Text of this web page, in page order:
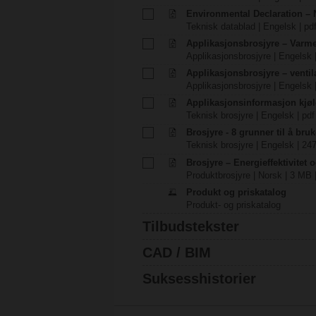
Environmental Declaration –
Teknisk datablad | Engelsk |
Applikasjonsbrosjyre –
Applikasjonsbrosjyre | Engelsk
Applikasjonsbrosjyre –
Applikasjonsbrosjyre | Engelsk
Applikasjonsinformasjon
Teknisk brosjyre | Engelsk | pdf
Brosjyre - 8 grunner til å
Teknisk brosjyre | Engelsk |
Brosjyre – Energieffektivitet
Produktbrosjyre | Norsk | 3 MB
Produkt og priskatalog
Produkt- og priskatalog
Tilbudstekster
CAD / BIM
Suksesshistorier